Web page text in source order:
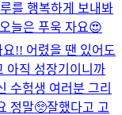
를 행복하게 보내봐
늘은 푸욱 자요😍
!! 어렸을 땐 있어도
아직 성장기이니까
수험생 여러분 그리
정말🥺잘했다고 고